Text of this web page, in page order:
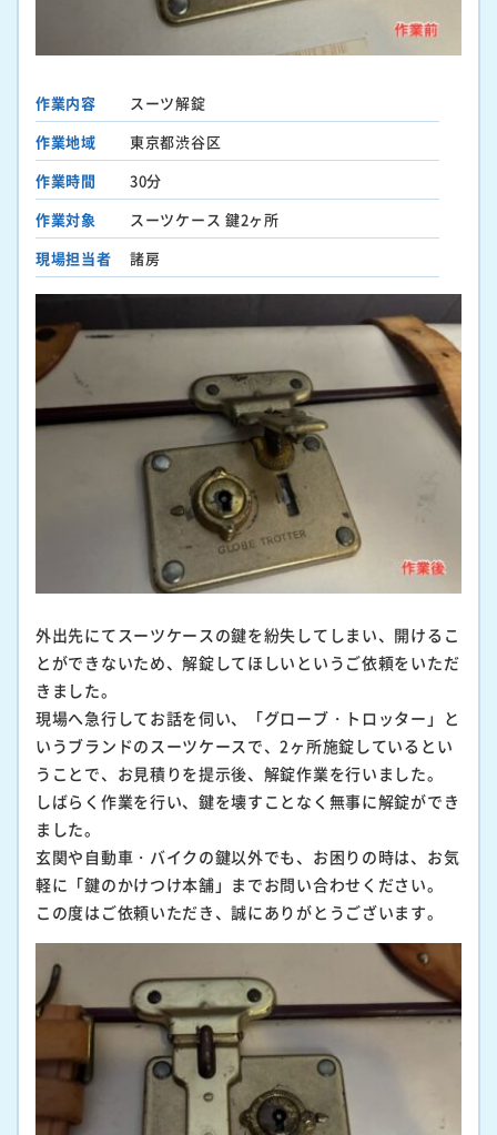
作業内容
スーツ解錠
作業地域
東京都渋谷区
作業時間
30分
作業対象
スーツケース 鍵2ヶ所
現場担当者
諸房
外出先にてスーツケースの鍵を紛失してしまい、開けるこ
とができないため、解錠してほしいというご依頼をいただ
きました。
現場へ急行してお話を伺い、「グローブ・トロッター」と
いうブランドのスーツケースで、2ヶ所施錠しているとい
うことで、お見積りを提示後、解錠作業を行いました。
しばらく作業を行い、鍵を壊すことなく無事に解錠ができ
ました。
玄関や自動車・バイクの鍵以外でも、お困りの時は、お気
軽に「鍵のかけつけ本舗」までお問い合わせください。
この度はご依頼いただき、誠にありがとうございます。